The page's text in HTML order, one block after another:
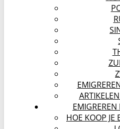
HOE KOOP JE